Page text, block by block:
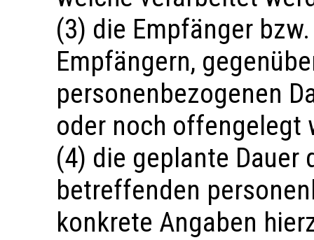
(3) die Empfänger
Empfängern,
personenbezogenen
oder noch offengelegt
(4) die geplante Dauer
betreffenden
konkrete Angaben